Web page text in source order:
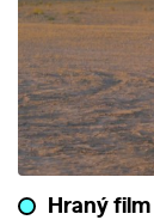
Hraný film